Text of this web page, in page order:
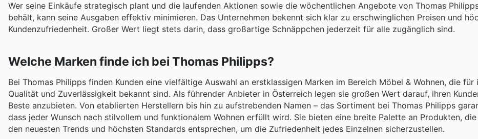
Wer seine Einkäufe strategisch plant und die laufenden Aktionen sowie die wöchentlichen Angebote von Thomas
behält, kann seine Ausgaben effektiv minimieren. Das Unternehmen bekennt sich klar zu erschwinglichen Preisen und
Kundenzufriedenheit. Großer Wert liegt stets darin, dass großartige Schnäppchen jederzeit für alle zugänglich sind.
Welche Marken finde ich bei Thomas Philipps?
Bei Thomas Philipps finden Kunden eine vielfältige Auswahl an erstklassigen Marken im Bereich Möbel & Wohnen, die für
Qualität und Zuverlässigkeit bekannt sind. Als führender Anbieter in Österreich legen sie großen Wert darauf, ihren
Beste anzubieten. Von etablierten Herstellern bis hin zu aufstrebenden Namen – das Sortiment bei Thomas Philipps
dass jeder Wunsch nach stilvollem und funktionalem Wohnen erfüllt wird. Sie bieten eine breite Palette an Produkten,
den neuesten Trends und höchsten Standards entsprechen, um die Zufriedenheit jedes Einzelnen sicherzustellen.